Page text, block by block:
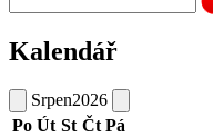
Kalendář
Srpen2026
Po Út St Čt Pá